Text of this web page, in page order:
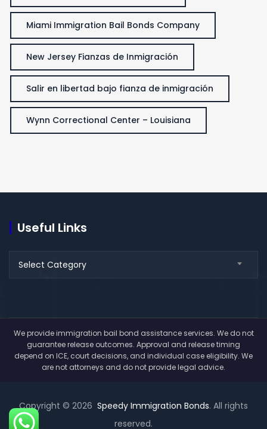
Miami Immigration Bail Bonds Company
New Jersey Fianzas de Inmigración
Salir en libertad bajo fianza de inmigración
Wynn Correctional Center – Louisiana
Useful Links
Select Category
We provide immigration bail bond assistance services. We do not
guarantee release outcomes. Approval and release timing
depend on ICE, court decisions, and individual case eligibility. We
are not attorneys and do not provide legal advice.
Copyright © 2026 Speedy Immigration Bonds. All rights
reserved.